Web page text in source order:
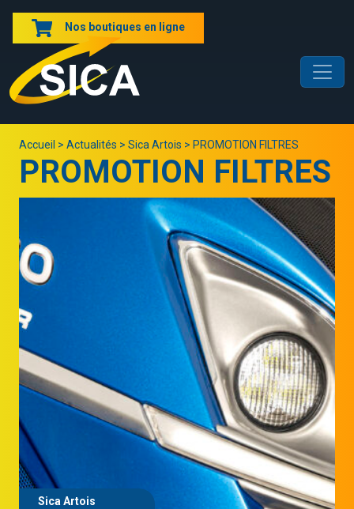
Nos boutiques en ligne
Accueil > Actualités > Sica Artois > PROMOTION FILTRES
PROMOTION FILTRES
Sica Artois